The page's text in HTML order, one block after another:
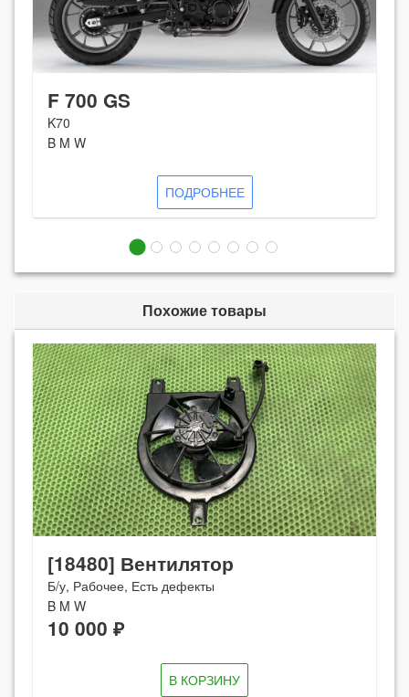
F 700 GS
K70
B M W
ПОДРОБНЕЕ
Похожие товары
[18480] Вентилятор
Б/у, Рабочее, Есть дефекты
B M W
10 000 ₽
В КОРЗИНУ